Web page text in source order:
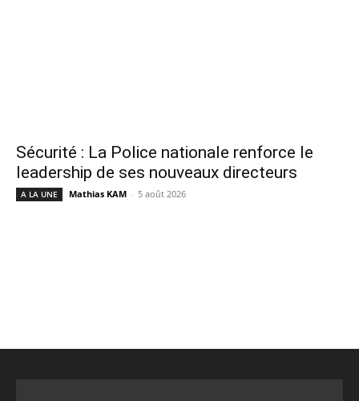
Sécurité : La Police nationale renforce le
leadership de ses nouveaux directeurs
A LA UNE Mathias KAM - 5 août 2026